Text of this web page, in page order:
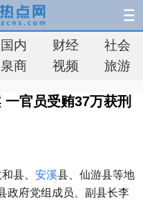
国内 财经
社会
泉商 视频 旅游
官员受贿37万获刑
县、 安溪县、仙游县等地
政府党组成员、副县长李